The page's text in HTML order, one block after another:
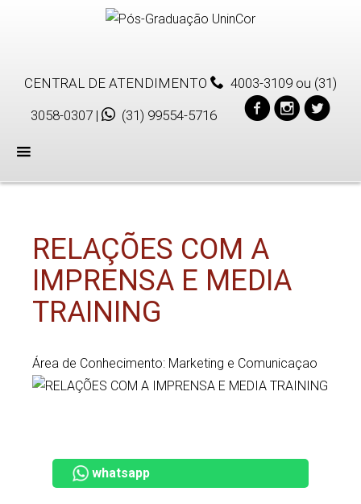
CENTRAL DE ATENDIMENTO 4003-3109 ou (31)
3058-0307 | (31) 99554-5716
Menu
RELAÇÕES COM A
IMPRENSA E MEDIA
TRAINING
Área de Conhecimento: Marketing e Comunicaçao
whatsapp